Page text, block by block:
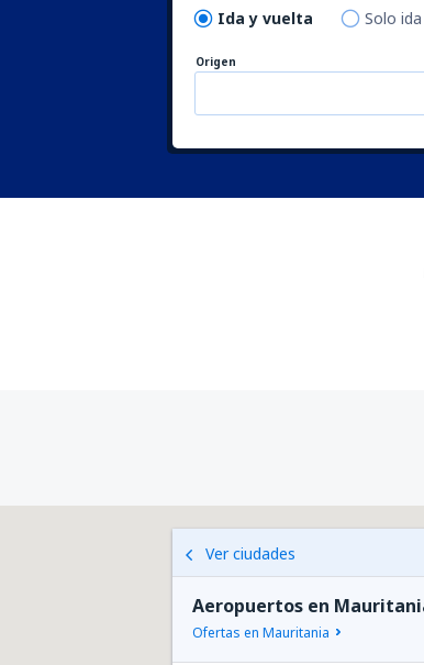
Ida y vuelta Solo ida
Origen
Ver ciudades
Aeropuertos en
Ofertas en Mauritania